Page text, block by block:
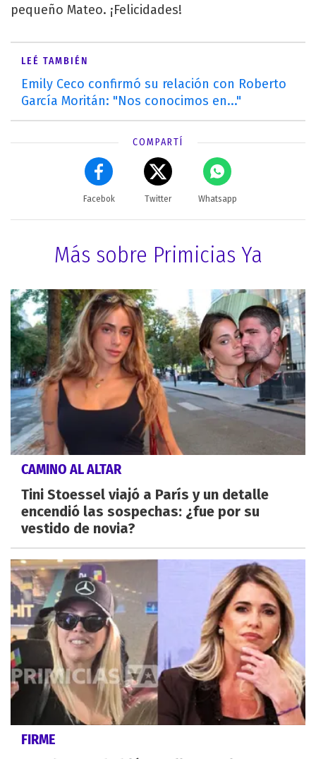
pequeño Mateo. ¡Felicidades!
LEÉ TAMBIÉN
Emily Ceco confirmó su relación con Roberto
García Moritán: "Nos conocimos en..."
COMPARTÍ
Facebok Twitter Whatsapp
Más sobre Primicias Ya
CAMINO AL ALTAR
Tini Stoessel viajó a París y un detalle
encendió las sospechas: ¿fue por su
vestido de novia?
FIRME